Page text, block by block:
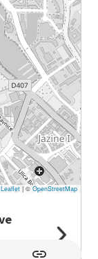
|©OpenStreetMap